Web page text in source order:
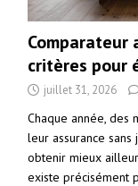
Comparateur
critères pour
juillet 31, 2026
Chaque année, des
leur assurance
obtenir mieux
existe précisément